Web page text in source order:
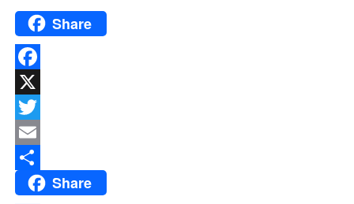
Share
Facebook
X
Twitter
Email
Del
Share